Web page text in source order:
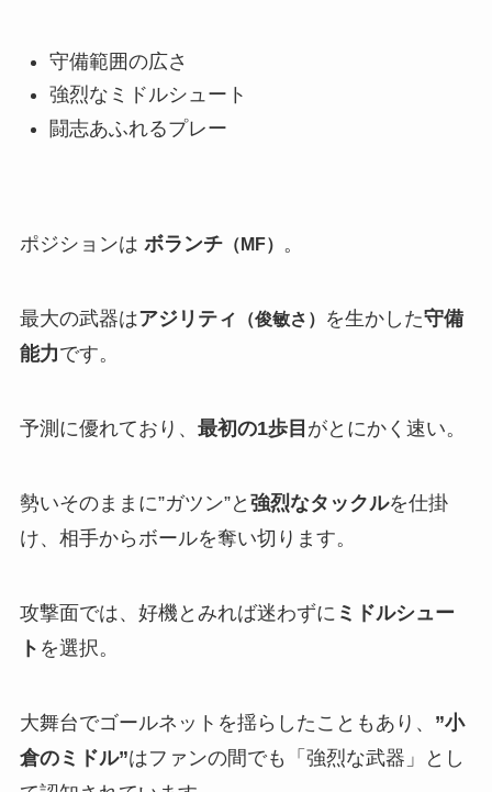
守備範囲の広さ
強烈なミドルシュート
闘志あふれるプレー
ポジションは ボランチ（MF） 。
最大の武器はアジリティ （俊敏さ） を生かした守備
能力です。
予測に優れており、 最初の1歩目 がとにかく速い。
勢いそのままに”ガツン”と 強烈なタックルを仕掛
け、相手からボールを奪い切ります。
攻撃面では、好機とみれば迷わずに ミドルシュー
ト を選択。
大舞台でゴールネットを揺らしたこともあり、 ”小
倉のミドル”はファンの間でも「強烈な武器」とし